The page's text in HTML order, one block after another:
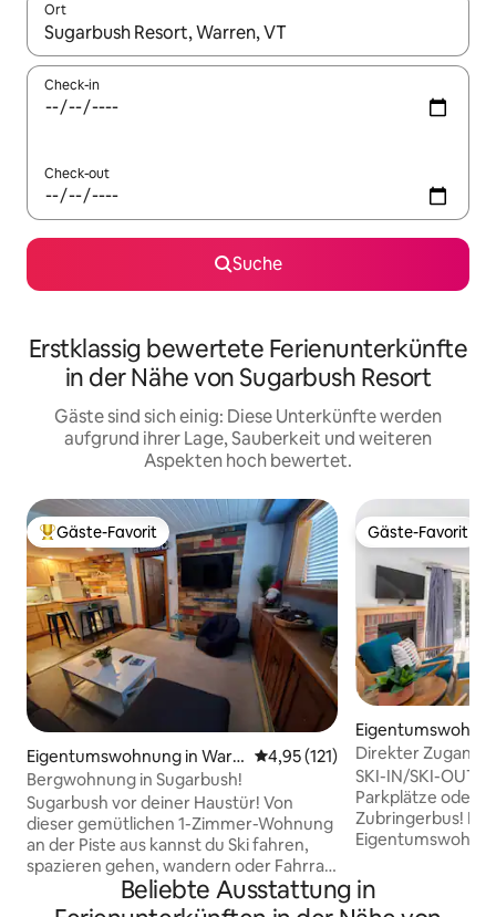
Ort
Wenn Ergebnisse verfügbar sind, navigiere mit den
Check-in
Check-out
Suche
Erstklassig bewertete Ferienunterkünfte
in der Nähe von Sugarbush Resort
Gäste sind sich einig: Diese Unterkünfte werden
aufgrund ihrer Lage, Sauberkeit und weiteren
Aspekten hoch bewertet.
Beliebter Gäste-Favorit.
Gäste-Favorit
Eigentumswohnung in Warr
en
Durchschnittliche Bewertung:
4,95 (121)
Bergwohnung in Sugarbush!
Sugarbush vor deiner Haustür! Von
dieser gemütlichen 1-Zimmer-Wohnung
an der Piste aus kannst du Ski fahren,
spazieren gehen, wandern oder Fahrrad
fahren. Alle Annehmlichkeiten des
Resorts sind nur wenige Schritte
Gäste-Favorit
Gäste-Favorit
en
Direkter Zugang
saisonaler Pool
SKI-IN/SKI-OUT!
Parkplätze oder
Zubringerbus!
wo du direkt zu
Radwegen
Beliebte Ausstattung in